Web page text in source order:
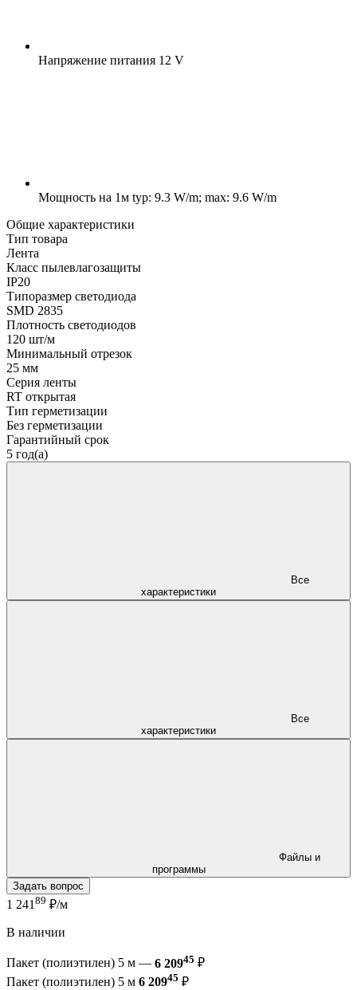
Напряжение питания 12 V
Мощность на 1м typ: 9.3 W/m; max: 9.6 W/m
Общие характеристики
Тип товара
Лента
Класс пылевлагозащиты
IP20
Типоразмер светодиода
SMD 2835
Плотность светодиодов
120 шт/м
Минимальный отрезок
25 мм
Серия ленты
RT открытая
Тип герметизации
Без герметизации
Гарантийный срок
5 год(а)
характеристики
характеристики
программы
Задать вопрос
1 241 89 ₽/м
В наличии
Пакет (полиэтилен) 5 м — 6 20945 ₽
Пакет (полиэтилен) 5 м 6 20945 ₽